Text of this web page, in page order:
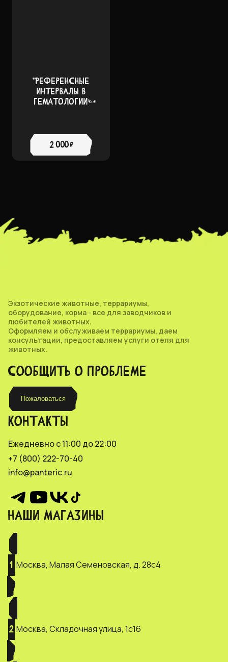
"РЕФЕРЕНСНЫЕ
ИНТЕРВАЛЫ В
ГЕМАТОЛОГИИ
2 000 ₽
Экзотические животные, террариумы,
оборудование, корма - все для заводчиков и
любителей животных.
Оформляем и обслуживаем террариумы, даем
консультации, предоставляем услуги отеля для
животных.
СООБЩИТЬ О ПРОБЛЕМЕ
Пожаловаться
НАШИ МАГАЗИНЫ
1 Москва, Малая Семеновская, д. 28с4
2 Москва, Складочная улица, 1с16
КОНТАКТЫ
Ежедневно с 11:00 до 22:00
+7 (800) 222-70-40
info@panteric.ru